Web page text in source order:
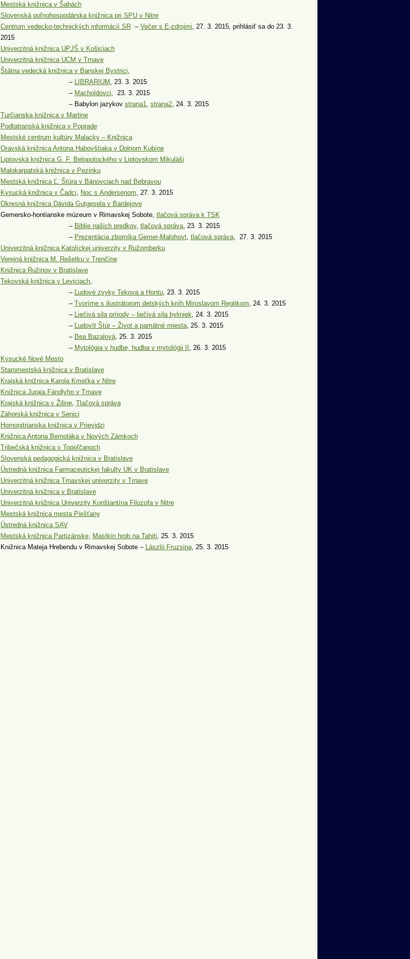
Mestská knižnica v Šahách
Slovenská poľnohospodárska knižnica pri SPU v Nitre
Centrum vedecko-technických informácií SR– Večer s E-zdrojmi, 27. 3. 2015, prihlásiť sa do 23. 3.
2015
Univerzitná knižnica UPJŠ v Košiciach
Univerzitná knižnica UCM v Trnave
Štátna vedecká knižnica v Banskej Bystrici,
– LIBRARIUM , 23. 3. 2015
– Macholdovci, 23. 3. 2015
– Babylon jazykov strana1, strana2, 24. 3. 2015
Turčianska knižnica v Martine
Podtatranská knižnica v Poprade
Mestské centrum kultúry Malacky – Knižnica
Oravská knižnica Antona Habovštiaka v Dolnom Kubíne
Liptovská knižnica G. F. Belopotockého v Liptovskom Mikuláši
Malokarpatská knižnica v Pezinku
Mestská knižnica Ľ. Štúra v Bánovciach nad Bebravou
Kysucká knižnica v Čadci, Noc s Andersenom, 27. 3. 2015
Okresná knižnica Dávida Gutgesela v Bardejove
Gemersko-hontianske múzeum v Rimavskej Sobote, tlačová správa k TSK
– Biblie našich predkov, tlačová správa, 23. 3. 2015
– Prezentácia zborníka Gemer-Malohovt, tlačová správa, 27. 3. 2015
Univerzitná knižnica Katolíckej univerzity v Ružomberku
Verejná knižnica M. Rešetku v Trenčíne
Knižnica Ružinov v Bratislave
Tekovská knižnica v Leviciach,
– Ľudové zvyky Tekova a Hontu, 23. 3. 2015
– Tvoríme s ilustrátorom detských kníh Miroslavom Regitkom, 24. 3. 2015
– Liečivá sila prírody – liečivá sila byliniek, 24. 3. 2015
– Ľudovít Štúr – Život a pamätné miesta, 25. 3. 2015
– Bea Bazalová, 25. 3. 2015
– Mytológia v hudbe, hudba v mytológii II , 26. 3. 2015
Kysucké Nové Mesto
Staromestská knižnica v Bratislave
Krajská knižnica Karola Kmeťka v Nitre
Knižnica Juraja Fándlyho v Trnave
Krajská knižnica v Žiline, Tlačová správa
Záhorská knižnica v Senici
Hornonitrianska knižnica v Prievidzi
Knižnica Antona Bernoláka v Nových Zámkoch
Tribečská knižnica v Topoľčanoch
Slovenská pedagogická knižnica v Bratislave
Ústredná knižnica Farmaceutickej fakulty UK v Bratislave
Univerzitná knižnica Trnavskej univerzity v Trnave
Univerzitná knižnica v Bratislave
Univerzitná knižnica Univerzity Konštantína Filozofa v Nitre
Mestská knižnica mesta Piešťany
Ústredná knižnica SAV
Mestská knižnica Partizánske, Mastkin hrob na Tahiti, 25. 3. 2015
Knižnica Mateja Hrebendu v Rimavskej Sobote – László Fruzsina, 25. 3. 2015